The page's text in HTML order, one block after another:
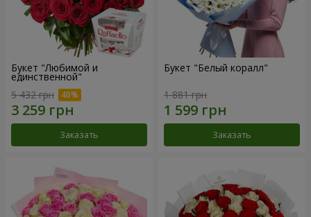
Букет "Любимой и
единственной"
5 432 грн
Заказать
Букет "Белый коралл"
1 881 грн
Заказать